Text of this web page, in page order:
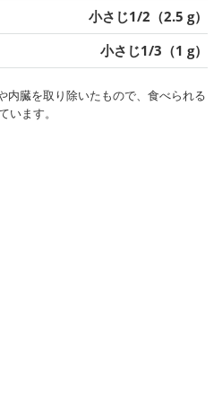
小さじ1/2（2.5 g）
小さじ1/3（1 g）
内臓を取り除いたもので、食べられる
います。